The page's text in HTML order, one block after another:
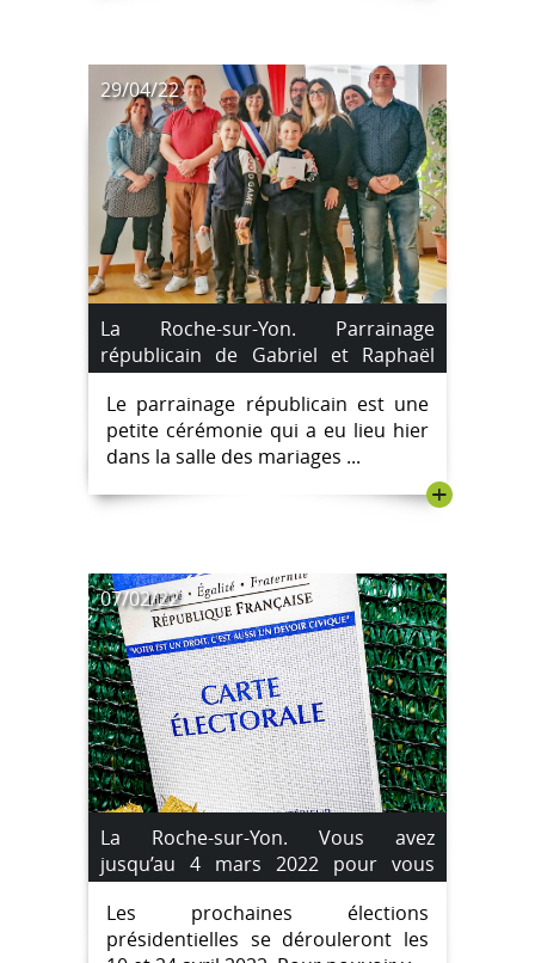
29/04/22
La Roche-sur-Yon. Parrainage
républicain de Gabriel et Raphaël
Saroyan.
Le parrainage républicain est une
petite cérémonie qui a eu lieu hier
dans la salle des mariages ...
+
07/02/22
La Roche-sur-Yon. Vous avez
jusqu’au 4 mars 2022 pour vous
inscrire sur les listes électorales.
Les prochaines élections
présidentielles se dérouleront les